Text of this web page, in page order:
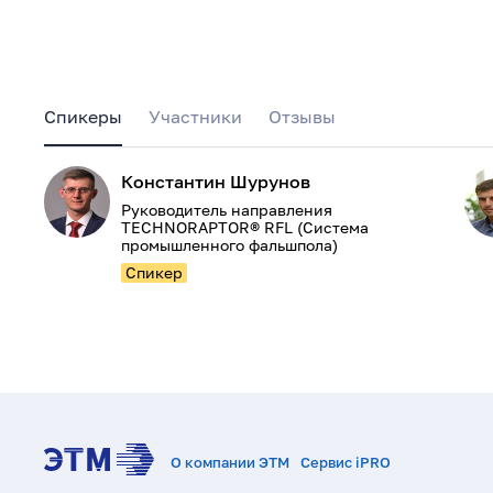
Спикеры Участники Отзывы
Константин Шурунов
Руководитель направления
TECHNORAPTOR® RFL (Система
промышленного фальшпола)
Спикер
О компании ЭТМ Сервис iPRO